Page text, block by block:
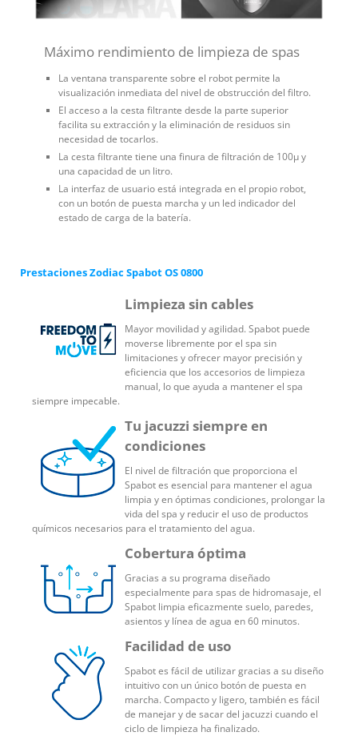
Máximo rendimiento de limpieza de spas
La ventana transparente sobre el robot permite la
visualización inmediata del nivel de obstrucción del filtro.
El acceso a la cesta filtrante desde la parte superior
facilita su extracción y la eliminación de residuos sin
necesidad de tocarlos.
La cesta filtrante tiene una finura de filtración de 100µ y
una capacidad de un litro.
La interfaz de usuario está integrada en el propio robot,
con un botón de puesta marcha y un led indicador del
estado de carga de la batería.
Prestaciones Zodiac Spabot OS 0800
Limpieza sin cables
Mayor movilidad y agilidad. Spabot puede
moverse libremente por el spa sin
limitaciones y ofrecer mayor precisión y
eficiencia que los accesorios de limpieza
manual, lo que ayuda a mantener el spa
siempre impecable.
Tu jacuzzi siempre en
condiciones
El nivel de filtración que proporciona el
Spabot es esencial para mantener el agua
limpia y en óptimas condiciones, prolongar la
vida del spa y reducir el uso de productos
químicos necesarios para el tratamiento del agua.
Cobertura óptima
Gracias a su programa diseñado
especialmente para spas de hidromasaje, el
Spabot limpia eficazmente suelo, paredes,
asientos y línea de agua en 60 minutos.
Facilidad de uso
Spabot es fácil de utilizar gracias a su diseño
intuitivo con un único botón de puesta en
marcha. Compacto y ligero, también es fácil
de manejar y de sacar del jacuzzi cuando el
ciclo de limpieza ha finalizado.